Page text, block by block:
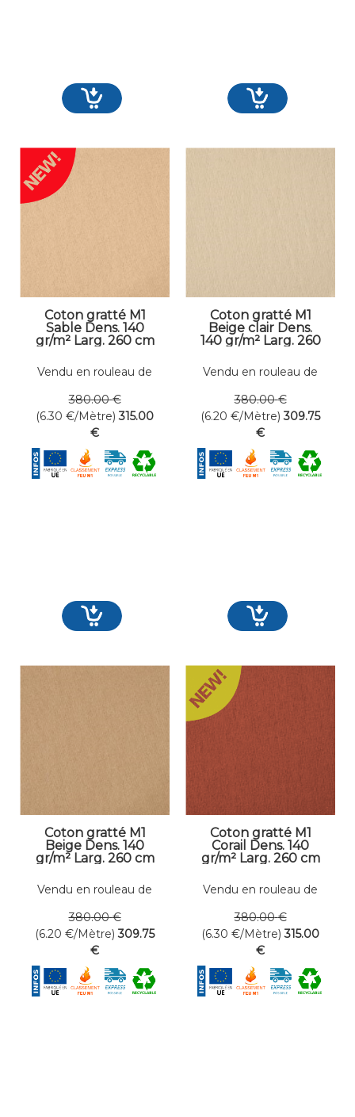
Coton gratté M1
Sable Dens. 140
gr/m² Larg. 260 cm
Vendu en rouleau de
380.00 €
(6.30 €/Mètre) 315.00
€
Coton gratté M1
Beige clair Dens.
140 gr/m² Larg. 260
Vendu en rouleau de
380.00 €
(6.20 €/Mètre) 309.75
€
Coton gratté M1
Beige Dens. 140
gr/m² Larg. 260 cm
Vendu en rouleau de
380.00 €
(6.20 €/Mètre) 309.75
€
Coton gratté M1
Corail Dens. 140
gr/m² Larg. 260 cm
Vendu en rouleau de
380.00 €
(6.30 €/Mètre) 315.00
€